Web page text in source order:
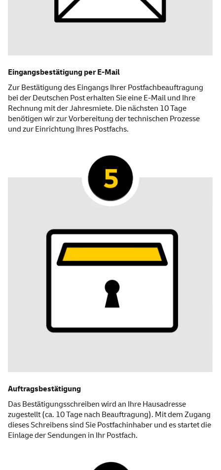
Eingangsbestätigung perE-Mail
Zur Bestätigung des Eingangs Ihrer Postfachbeauftragung
bei der Deutschen Post erhalten Sie eine E-Mail und Ihre
Rechnung mit der Jahresmiete. Die nächsten 10 Tage
benötigen wir zur Vorbereitung der technischen Prozesse
und zur Einrichtung Ihres Postfachs.
Auftragsbestätigung
Das Bestätigungsschreiben wird an Ihre Hausadresse
zugestellt (ca. 10 Tage nach Beauftragung). Mit dem Zugang
dieses Schreibens sind Sie Postfachinhaber und es startet die
Einlage der Sendungen in Ihr Postfach.